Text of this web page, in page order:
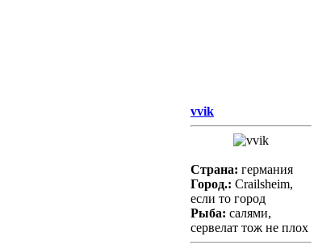
vvik
Страна: германия
Город.: Crailsheim,
если то город
Рыба: салями,
сервелат тож не плох